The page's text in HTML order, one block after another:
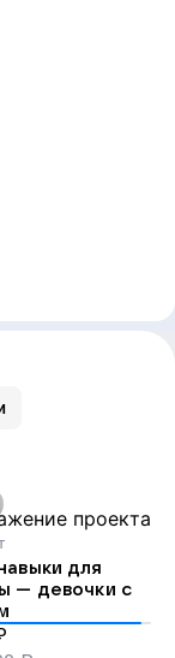
для
— девочки с